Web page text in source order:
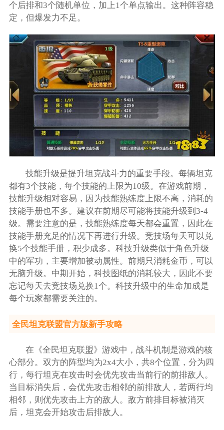
个后排和3个随机单位，加上1个单点输出。这种阵容稳
定，但爆发力不足。
技能升级是提升坦克战斗力的重要手段。每辆坦克
都有3个技能，每个技能的上限为10级。在游戏前期，
技能升级相对容易，因为技能熟练度上限不高，消耗的
技能手册也不多。建议在前期尽可能将技能升级到3-4
级。需要注意的是，技能熟练度每天都会重置，因此在
技能手册充足的情况下再进行升级。竞技场每天可以兑
换5个技能手册，积少成多。科技升级类似于角色升级
中的军功，主要增加被动属性。前期只消耗金币，可以
无脑升级。中期开始，科技图纸的消耗较大，因此不要
忘记每天去竞技场兑换1个。科技升级中的生命加成是
每个玩家都需要关注的。
全民坦克联盟官方版新手攻略
在《全民坦克联盟》游戏中，战斗机制是游戏的核
心部分。双方的阵型均为2x4大小，共8个位置，分为四
行，每行坦克在攻击时会优先攻击当前行的前排敌人。
当目标消失后，会优先攻击相邻的前排敌人，若两行均
相邻，则优先攻击上方的敌人。敌方前排目标被消灭
后，坦克会开始攻击后排敌人。